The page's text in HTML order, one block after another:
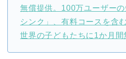
無償提供。100万ユーザー
シンク」、有料コースを含
世界の子どもたちに1か月